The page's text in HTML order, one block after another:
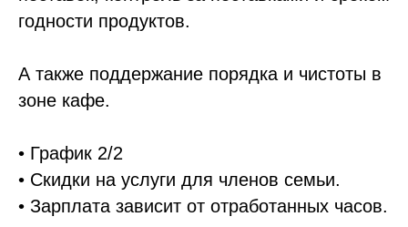
годности продуктов.
А также поддержание порядка и чистоты в
зоне кафе.
• График 2/2
• Скидки на услуги для членов семьи.
• Зарплата зависит от отработанных часов.